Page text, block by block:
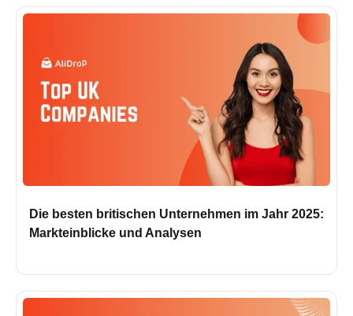
Die besten britischen Unternehmen im Jahr 2025:
Markteinblicke und Analysen